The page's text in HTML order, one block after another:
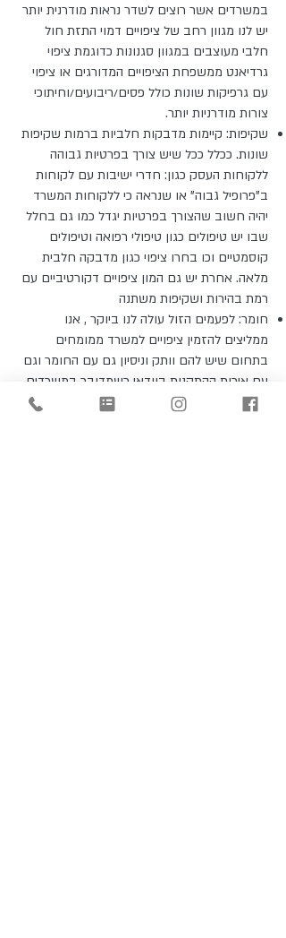
במשרדים אשר רוצים לשדר נראות מודרנית יותר
יש לנו מגוון רחב של ציפויים דמוי התזת חול
חלבי מעוצבים במגוון סגנונות כדוגמת ציפוי
גרדיאנט ממשפחת הציפויים המדורגים או ציפוי
עם גרפיקות שונות כולל פסים/ריבועים/וחיתוכי
צורות מודרניות יותר.
שקיפות: קיימות מדבקות חלביות ברמות שקיפות
שונות. ככלל ככל שיש צורך בפרטיות גבוהה
ללקוחות העסק כגון: חדרי ישיבות עם לקוחות
ב"פרופיל גבוה" או שנראה כי ללקוחות המשרד
יהיה חשוב שהצורך בפרטיות יגדל כמו גם בחלל
שבו יש טיפולים כגון טיפולי רפואה וטיפולים
קוסמטיים וכו בחרו ציפוי כגון מדבקה חלבית
מלאה. אחרת יש גם המון ציפויים דקורטיביים עם
רמת בהירות ושקיפות משתנה
חומר: לפעמים הזול עולה לנו ביוקר , אנו
ממליצים להזמין ציפויים למשרד ממומחים
בתחום שיש להם וותק וניסיון גם עם החומר וגם
עם איכות ההתקנות בוודאי כשמדובר במשרדים
ועסקים עם קבלת קהל שם הנראות של העסק